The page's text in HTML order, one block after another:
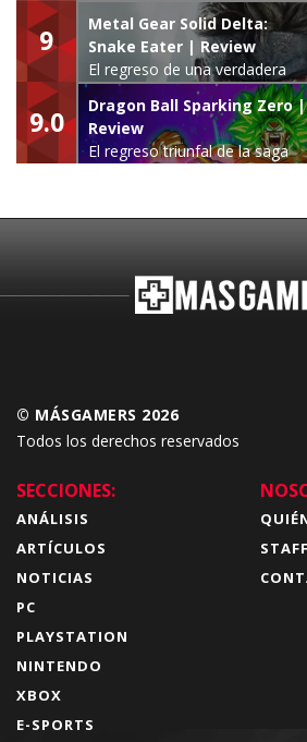
9
Metal Gear Solid Delta:
Snake Eater | Review
El regreso de una verdadera
leyenda
9.0
Dragon Ball Sparking Zero |
Review
El regreso triunfal de la saga
© MÁSGAMERS 2026
Todos los derechos reservados
SECCIONES:
ANÁLISIS
ARTÍCULOS
NOTICIAS
PC
PLAYSTATION
NINTENDO
XBOX
E-SPORTS
STAFF